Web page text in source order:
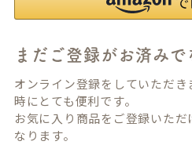
まだご登録がお済み
オンライン登録をしていただ
時にとても便利です。
お気に入り商品をご登録いた
なります。